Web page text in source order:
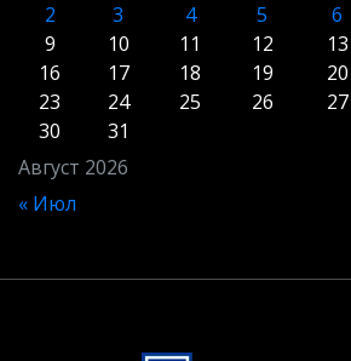
Август 2026
2
3 4 5 6
9
10 11 12 13
16
17 18 19 20
23
24 25 26 27
30
31
« Июл